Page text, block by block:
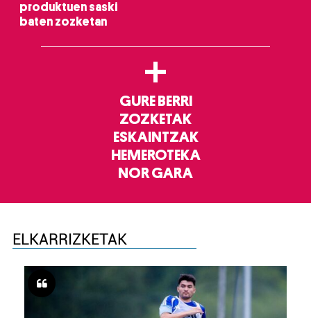
produktuen saski
baten zozketan
+
GURE BERRI
ZOZKETAK
ESKAINTZAK
HEMEROTEKA
NOR GARA
ELKARRIZKETAK